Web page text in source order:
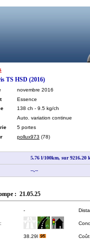
TS HSD (2016)
novembre 2016
Essence
138 ch - 9.5 kg/ch
Auto. variation continue
5 portes
pollux973 (78)
5.76 l/100km, sur 9216.20
--.--
: 21.05.25
-
38.29l